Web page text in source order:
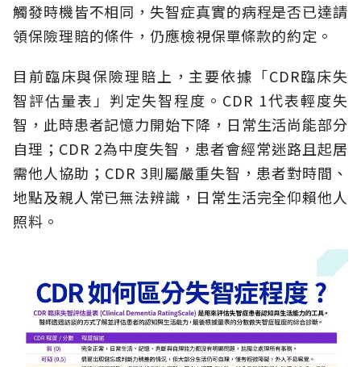
觸發時機皆不相同，失智症真實的病程是否已達請
領保險理賠的條件，仍應檢視保單條款的約定。
目前臨床與保險理賠上，主要依據「CDR臨床失
智評估量表」判定失智程度。CDR 1代表輕度失
智，此時患者記憶力開始下降，日常生活尚能部分
自理；CDR 2為中度失智，患者會經常迷路且起居
需他人協助；CDR 3則屬嚴重失智，患者對時間、
地點及親人常已無法辨識，日常生活完全仰賴他人
照料。